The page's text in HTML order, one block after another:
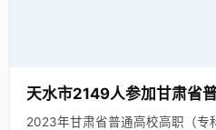
天水市2149人参加甘肃省
2023年甘肃省普通高校高职（专